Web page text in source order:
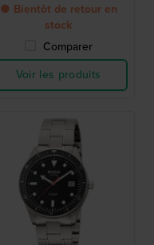
● Bientôt de retour en
stock
Comparer
Voir les produits